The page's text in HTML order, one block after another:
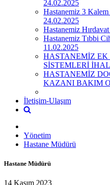
24.02.2025
Hastanemiz 3 Kalem
24.02.2025
Hastanemiz
Hastanemiz Tıbbi
11.02.2025
HASTANEMİZ
SİSTEMLERİ
HASTANEMİZ
KAZANI BAKIM
İletişim-Ulaşım
Yönetim
Hastane Müdürü
Hastane Müdürü
14 Kasım 2023